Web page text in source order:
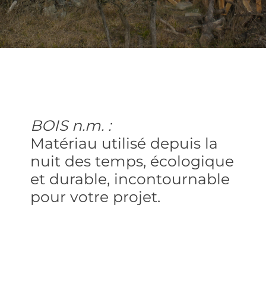
BOIS n.m. :
Matériau utilisé depuis la
nuit des temps, écologique
et durable, incontournable
pour votre projet.